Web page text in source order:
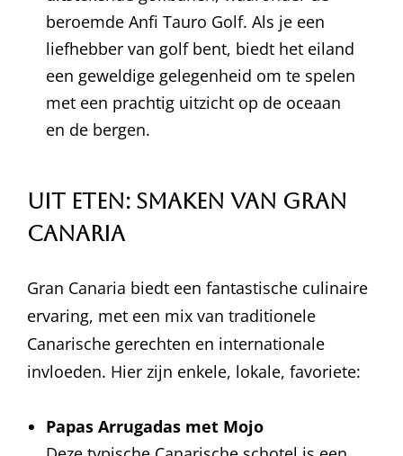
beroemde Anfi Tauro Golf. Als je een
liefhebber van golf bent, biedt het eiland
een geweldige gelegenheid om te spelen
met een prachtig uitzicht op de oceaan
en de bergen.
Uit Eten: Smaken van Gran
Canaria
Gran Canaria biedt een fantastische culinaire
ervaring, met een mix van traditionele
Canarische gerechten en internationale
invloeden. Hier zijn enkele, lokale, favoriete:
Papas Arrugadas met Mojo